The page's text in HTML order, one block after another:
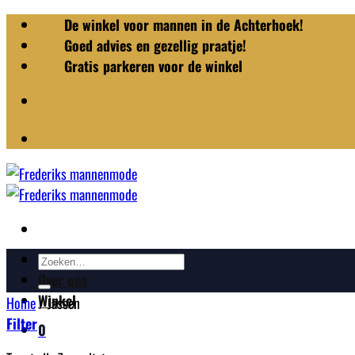
naar
inhoud
De winkel voor mannen in de Achterhoek!
Goed advies en gezellig praatje!
Gratis parkeren voor de winkel
Merken
Over ons
Winkel
0
Zoeken
naar:
Home/Jassen
Filter